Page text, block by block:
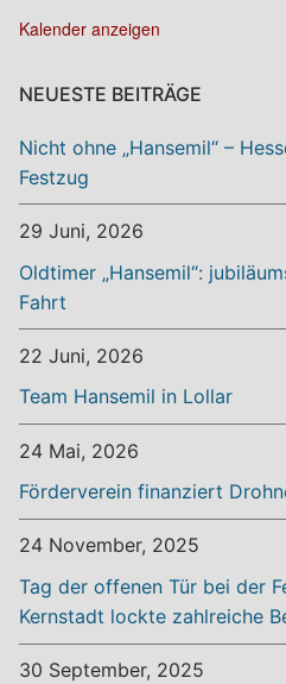
Kalender anzeigen
NEUESTE BEITRÄGE
Nicht ohne „Hansemil“ –
Festzug
29 Juni, 2026
Oldtimer „Hansemil“:
Fahrt
22 Juni, 2026
Team Hansemil in Lollar
24 Mai, 2026
Förderverein finanziert
24 November, 2025
Tag der offenen Tür bei der
Kernstadt lockte zahlreiche
30 September, 2025